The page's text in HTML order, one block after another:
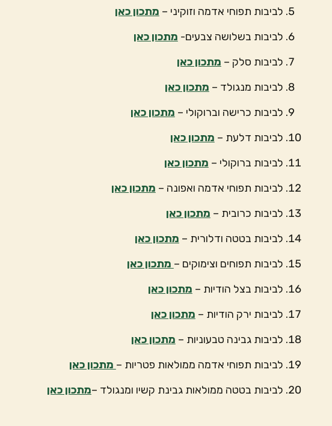
לביבות תפוחי אדמה וזוקיני – מתכון כאן
לביבות בשלושה צבעים- מתכון כאן
לביבות סלק – מתכון כאן
לביבות מנגולד – מתכון כאן
לביבות כרישה וברוקולי – מתכון כאן
לביבות דלעת – מתכון כאן
לביבות ברוקולי – מתכון כאן
לביבות תפוחי אדמה ואפונה – מתכון כאן
לביבות כרובית – מתכון כאן
לביבות בטטה ודלורית – מתכון כאן
לביבות תפוחים וצימוקים – מתכון כאן
לביבות בצל הודיות – מתכון כאן
לביבות ירק הודיות – מתכון כאן
לביבות גבינה טבעוניות – מתכון כאן
לביבות תפוחי אדמה ממולאות פטריות – מתכון כאן
לביבות בטטה ממולאות גבינת קשיו ומנגולד –מתכון כאן